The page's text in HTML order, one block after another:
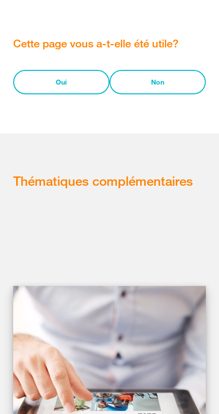
Cette page vous a-t-elle été utile?
Oui Non
Thématiques complémentaires